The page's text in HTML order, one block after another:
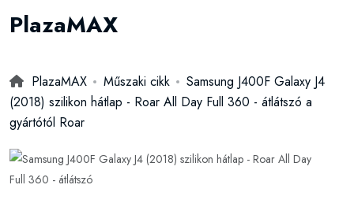
PlazaMAX
PlazaMAX Műszaki cikk
Samsung J400F Galaxy J4
(2018) szilikon hátlap - Roar All Day Full 360 - átlátszó a
gyártótól Roar